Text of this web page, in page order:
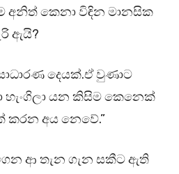
අනිත් කෙනා විඳින මානසික
ඇයි?
දෙයක්.ඒ වුණාට
යන කිසිම කෙනෙක්
කරන අය නෙවේ.”
ආ තැන ගැන සකීට ඇති